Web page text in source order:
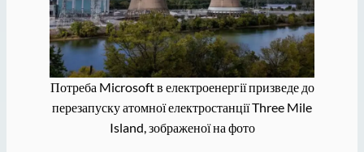
Потреба Microsoft в електроенергії призведе до
перезапуску атомної електростанції Three Mile
Island, зображеної на фото